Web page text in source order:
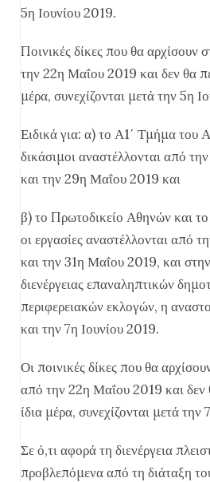
5η Ιουνίου 2019.
Ποινικές δίκες που θα αρχίσουν
την 22η Μαΐου 2019 και δεν θα
μέρα, συνεχίζονται μετά την 5η
Ειδικά για: α) το Α1΄ Τμήμα του
δικάσιμοι αναστέλλονται από
και την 29η Μαΐου 2019 και
β) το Πρωτοδικείο Αθηνών και
οι εργασίες αναστέλλονται από
και την 31η Μαΐου 2019, και
διενέργειας επαναληπτικών
περιφερειακών εκλογών, η
και την 7η Ιουνίου 2019.
Οι ποινικές δίκες που θα
από την 22η Μαΐου 2019 και δεν
ίδια μέρα, συνεχίζονται μετά την
Σε ό,τι αφορά τη διενέργεια
προβλεπόμενα από τη διάταξη